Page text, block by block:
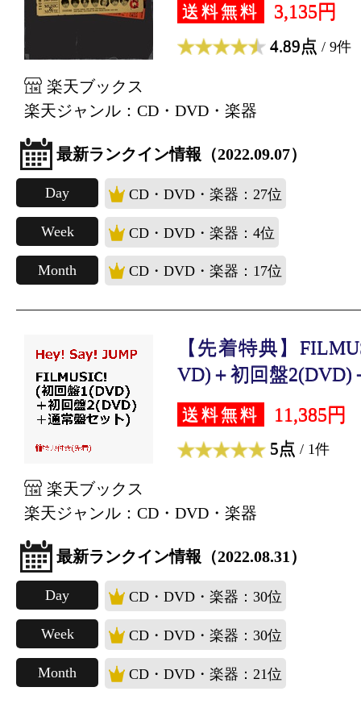
送料無料 3,135円
4.89点 / 9件
楽天ブックス
楽天ジャンル：CD・DVD・楽器
最新ランクイン情報（2022.09.07）
Day CD・DVD・楽器：27位
Week CD・DVD・楽器：4位
Month CD・DVD・楽器：17位
【先着特典】
VD)＋初回盤2(DVD)
送料無料 11,385円
5点 / 1件
楽天ブックス
楽天ジャンル：CD・DVD・楽器
最新ランクイン情報（2022.08.31）
Day CD・DVD・楽器：30位
Week CD・DVD・楽器：30位
Month CD・DVD・楽器：21位